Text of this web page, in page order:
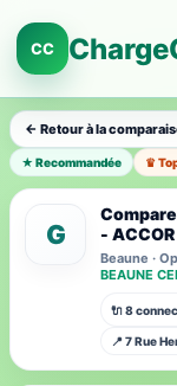
CC
← Retour à la
★ Recommandée ♛
G
- ACCOR
Beaune ·
BEAUNE
🔌 8
📍 7 Rue